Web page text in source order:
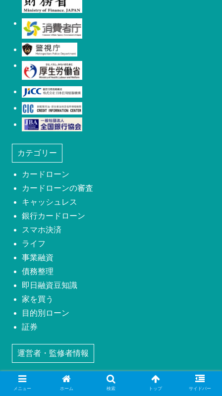
カテゴリー
カードローン
カードローンの審査
キャッシュレス
銀行カードローン
スマホ決済
ライフ
事業融資
債務整理
即日融資豆知識
家を買う
目的別ローン
証券
運営者・監修者情報
メニュー ホーム 検索 トップ サイドバー